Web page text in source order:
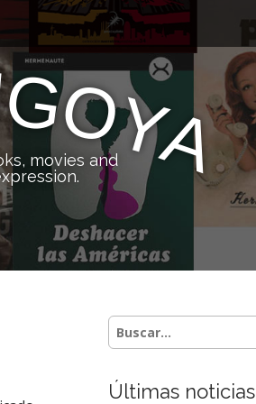
GOYA
movies and
S
e
c
Últimas noticias